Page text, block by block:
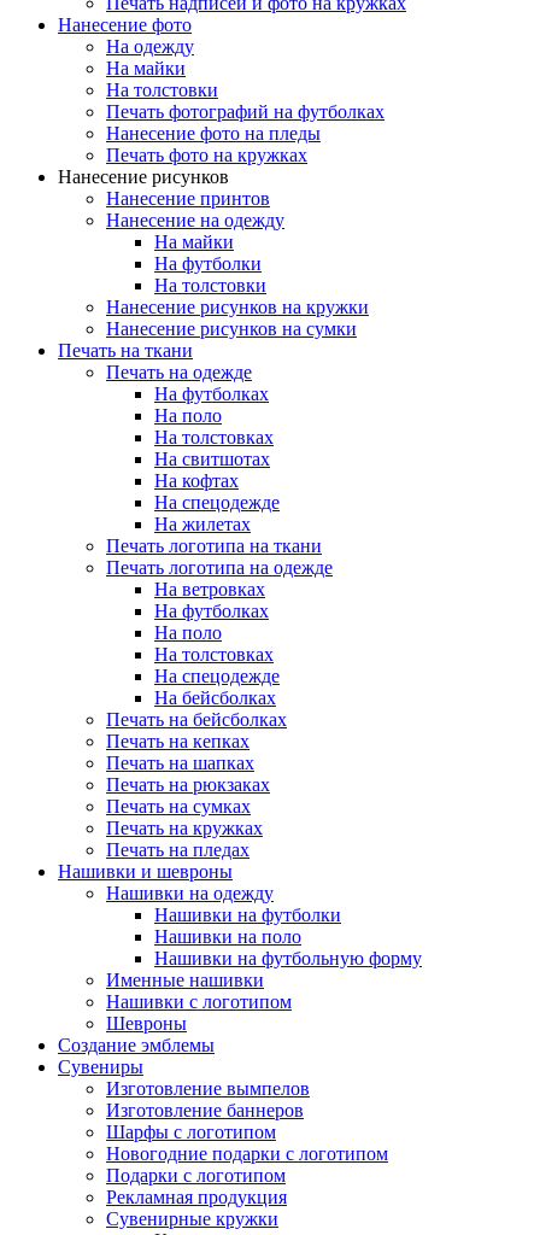
Нанесение фото
На одежду
На майки
На толстовки
Печать фотографий на футболках
Нанесение фото на пледы
Печать фото на кружках
Нанесение рисунков
Нанесение принтов
Нанесение на одежду
На майки
На футболки
На толстовки
Нанесение рисунков на кружки
Нанесение рисунков на сумки
Печать на ткани
Печать на одежде
На футболках
На поло
На толстовках
На свитшотах
На кофтах
На спецодежде
На жилетах
Печать логотипа на ткани
Печать логотипа на одежде
На ветровках
На футболках
На поло
На толстовках
На спецодежде
На бейсболках
Печать на бейсболках
Печать на кепках
Печать на шапках
Печать на рюкзаках
Печать на сумках
Печать на кружках
Печать на пледах
Нашивки и шевроны
Нашивки на одежду
Нашивки на футболки
Нашивки на поло
Нашивки на футбольную форму
Именные нашивки
Нашивки с логотипом
Шевроны
Создание эмблемы
Сувениры
Изготовление вымпелов
Изготовление баннеров
Шарфы с логотипом
Новогодние подарки с логотипом
Подарки с логотипом
Рекламная продукция
Сувенирные кружки